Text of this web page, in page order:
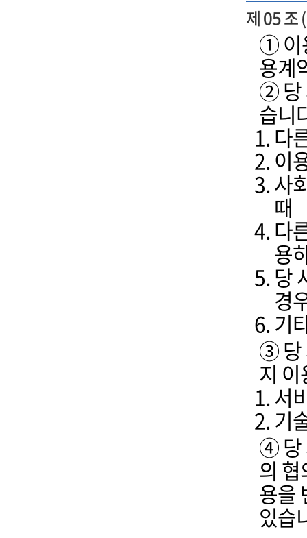
제 05 조
① 이
용계
② 당
습니
다
이
사
때
다
용
당
경
기
③ 당
지
서
기
④ 당
의
용을
있습